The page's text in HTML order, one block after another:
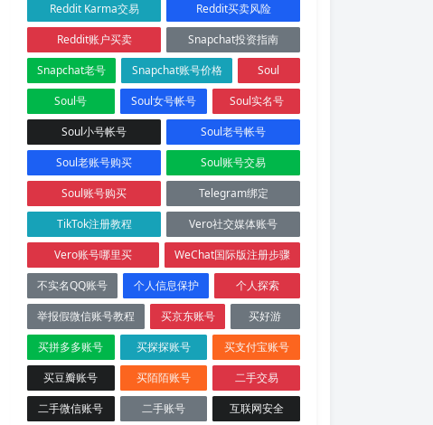
Reddit Karma交易
Reddit买卖风险
Reddit账户买卖
Snapchat投资指南
Snapchat老号
Snapchat账号价格
Soul
Soul号
Soul女号帐号
Soul实名号
Soul小号帐号
Soul老号帐号
Soul老账号购买
Soul账号交易
Soul账号购买
Telegram绑定
TikTok注册教程
Vero社交媒体账号
Vero账号哪里买
WeChat国际版注册步骤
不实名QQ账号
个人信息保护
个人探索
举报假微信账号教程
买京东账号
买好游
买拼多多账号
买探探账号
买支付宝账号
买豆瓣账号
买陌陌账号
二手交易
二手微信账号
二手账号 互联网安全